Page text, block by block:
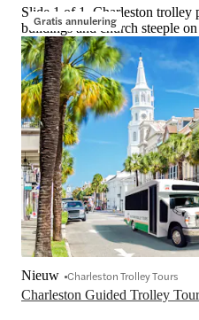
Gratis annulering
Slide 1 of 1, Charleston trolley
buildings and church steeple
Charleston Guided Trolley Tour
Nieuw Charleston Trolley Tours